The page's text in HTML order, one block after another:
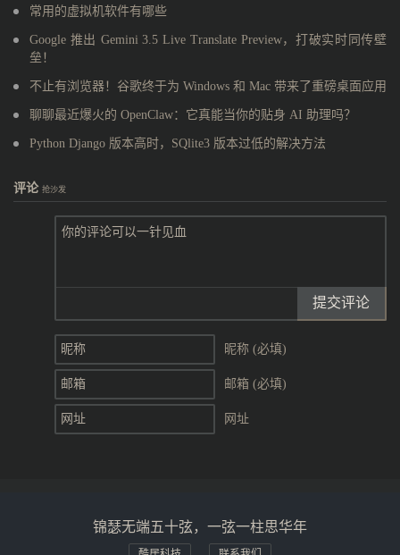
常用的虚拟机软件有哪些
Google 推出 Gemini 3.5 Live Translate Preview，打破实时同传壁
垒！
不止有浏览器！谷歌终于为 Windows 和 Mac 带来了重磅桌面应用
聊聊最近爆火的 OpenClaw：它真能当你的贴身 AI 助理吗？
Python Django 版本高时，SQlite3 版本过低的解决方法
评论 抢沙发
提交评论
昵称 (必填)
邮箱 (必填)
网址
锦瑟无端五十弦，一弦一柱思华年